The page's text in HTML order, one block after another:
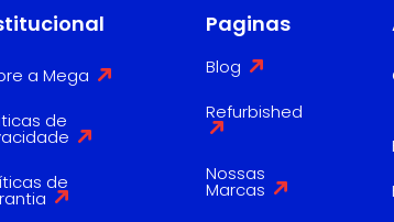
a Mega
de
de
Paginas
Blog
Refurbished
Nossas
Marcas